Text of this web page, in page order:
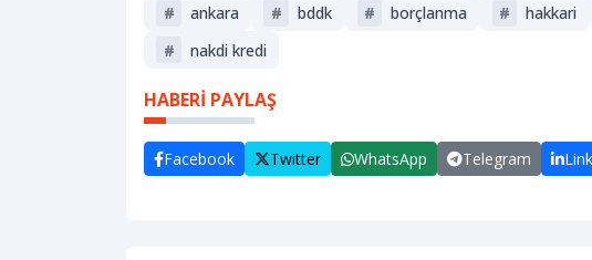
# ankara # bddk # borçlanma # hakkari
#
nakdi kredi
HABERİ PAYLAŞ
Facebook Twitter WhatsApp Telegram